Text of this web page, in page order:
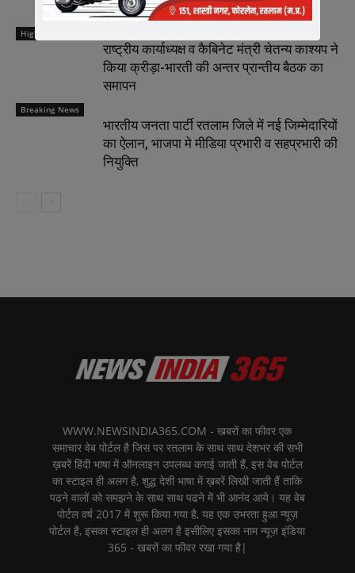
Highlights
राष्ट्रीय कार्याध्यक्ष व कैबिनेट मंत्री चेतन्य काश्यप ने
किया क्रीड़ा-भारती की अन्तर प्रान्तीय बैठक का
समापन
Breaking News
भारतीय जनता पार्टी रतलाम जिले में नई जिम्मेदारियों
का ऐलान, भाजपा मे मीडिया प्रभारी व सहप्रभारी की
नियुक्ति
WWW.NEWSINDIA365.COM - खबरों का फीवर एक
समाचार वेब पोर्टल है जिस पर रतलाम के साथ साथ देशभर की सभी
ख़बरें हिंदी भाषा में ऑनलाइन उपलब्ध कराई जाती हैं, इस वेब पोर्टल
का स्टाइल ही अलग है, शुद्ध देशी भाषा में ख़बरें लिखी जाती हैं ताकि
पढने वालों को समझने के साथ साथ पढने में भी आनंद आये। यह वेब
पोर्टल वर्ष 2017 में शुरू किया गया है, यह एक उभरता हुआ न्यूज़
पोर्टल है, इसका स्टाइल ही अलग है इसीलिए इसका नाम न्यूज़ इंडिया
365 - खबरों का फीवर रखा गया है|